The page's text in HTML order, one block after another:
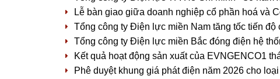
Lễ bàn giao giữa doanh nghiệp cổ phần hoá và
Tổng công ty Điện lực miền Nam tăng tốc tiến
Tổng công ty Điện lực miền Bắc đóng điện hệ
Kết quả hoạt động sản xuất của EVNGENCO1
Phê duyệt khung giá phát điện năm 2026 cho